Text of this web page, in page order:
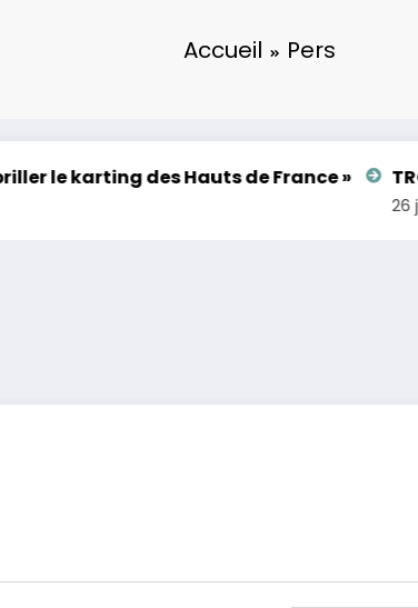
Accueil Pers
le karting des Hauts de France »
26 juin